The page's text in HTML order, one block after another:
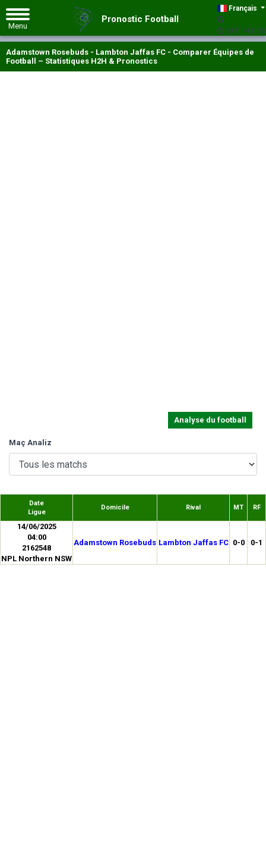
Français
GMT +00:00
Pronostic Football
Adamstown Rosebuds - Lambton Jaffas FC - Comparer Équipes de
Football – Statistiques H2H & Pronostics
Analyse du football
Maç Analiz
Date
Ligue
Domicile Rival MT RF
14/06/2025
04:00
2162548
NPL Northern NSW
Adamstown Rosebuds Lambton Jaffas FC 0-0 0-1